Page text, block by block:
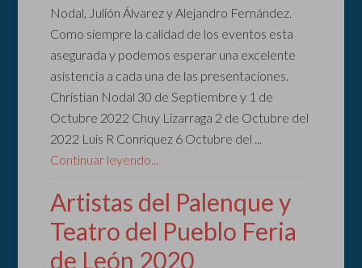
Nodal, Julión Álvarez y Alejandro Fernández.
Como siempre la calidad de los eventos esta
asegurada y podemos esperar una excelente
asistencia a cada una de las presentaciones.
Christian Nodal 30 de Septiembre y 1 de
Octubre 2022 Chuy Lizarraga 2 de Octubre del
2022 Luis R Conriquez 6 Octubre del ...
Continuar leyendo...
Artistas del Palenque y
Teatro del Pueblo Feria
de León 2020